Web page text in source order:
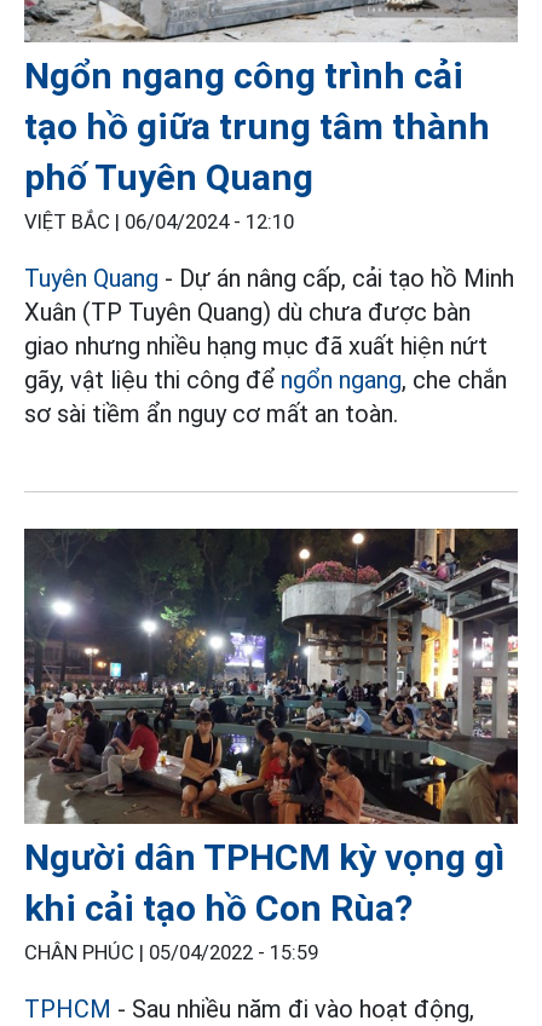
Ngổn ngang công trình cải
tạo hồ giữa trung tâm thành
phố Tuyên Quang
VIỆT BẮC | 06/04/2024 - 12:10
Tuyên Quang - Dự án nâng cấp, cải tạo hồ Minh
Xuân (TP Tuyên Quang) dù chưa được bàn
giao nhưng nhiều hạng mục đã xuất hiện nứt
gãy, vật liệu thi công để ngổn ngang, che chắn
sơ sài tiềm ẩn nguy cơ mất an toàn.
Người dân TPHCM kỳ vọng gì
khi cải tạo hồ Con Rùa?
CHÂN PHÚC | 05/04/2022 - 15:59
TPHCM - Sau nhiều năm đi vào hoạt động,